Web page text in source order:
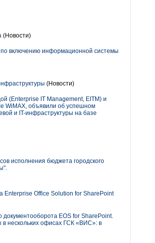
(Новости)
включению информационной системы
(Новости)
(Enterprise IT Management, EITM) и
WiMAX, объявили об успешном
и IT-инфраструктуры на базе
исполнения бюджета городского
Enterprise Office Solution for SharePoint
EOS for SharePoint.
в нескольких офисах ГСК «ВИС»: в